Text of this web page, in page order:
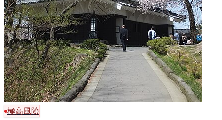
極高風險